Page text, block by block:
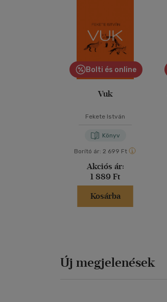
Bolti és online
Vuk
Fekete István
Könyv
Borító ár: 2 699 Ft
Akciós ár:
1 889 Ft
Kosárba
Új megjelenések